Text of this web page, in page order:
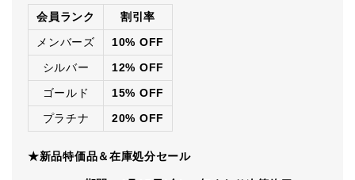
会員ランク
割引率
メンバーズ
10% OFF
シルバー
12% OFF
ゴールド
15% OFF
プラチナ
20% OFF
★新品特価品＆在庫処分セール